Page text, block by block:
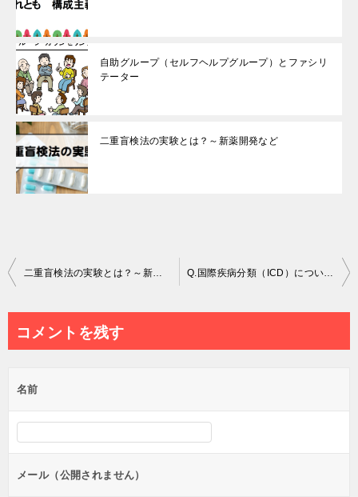
自助グループ（セルフヘルプグループ）とファシリ
テーター
二重盲検法の実験とは？～新薬開発など
投
ビ
ー
シ
ン
二重盲検法の実験とは？～新薬開発など Q.国際疾病分類（ICD）について教えてください。DSMとの違いは何ですか？
コメントを残す
名前
メール（公開されません）